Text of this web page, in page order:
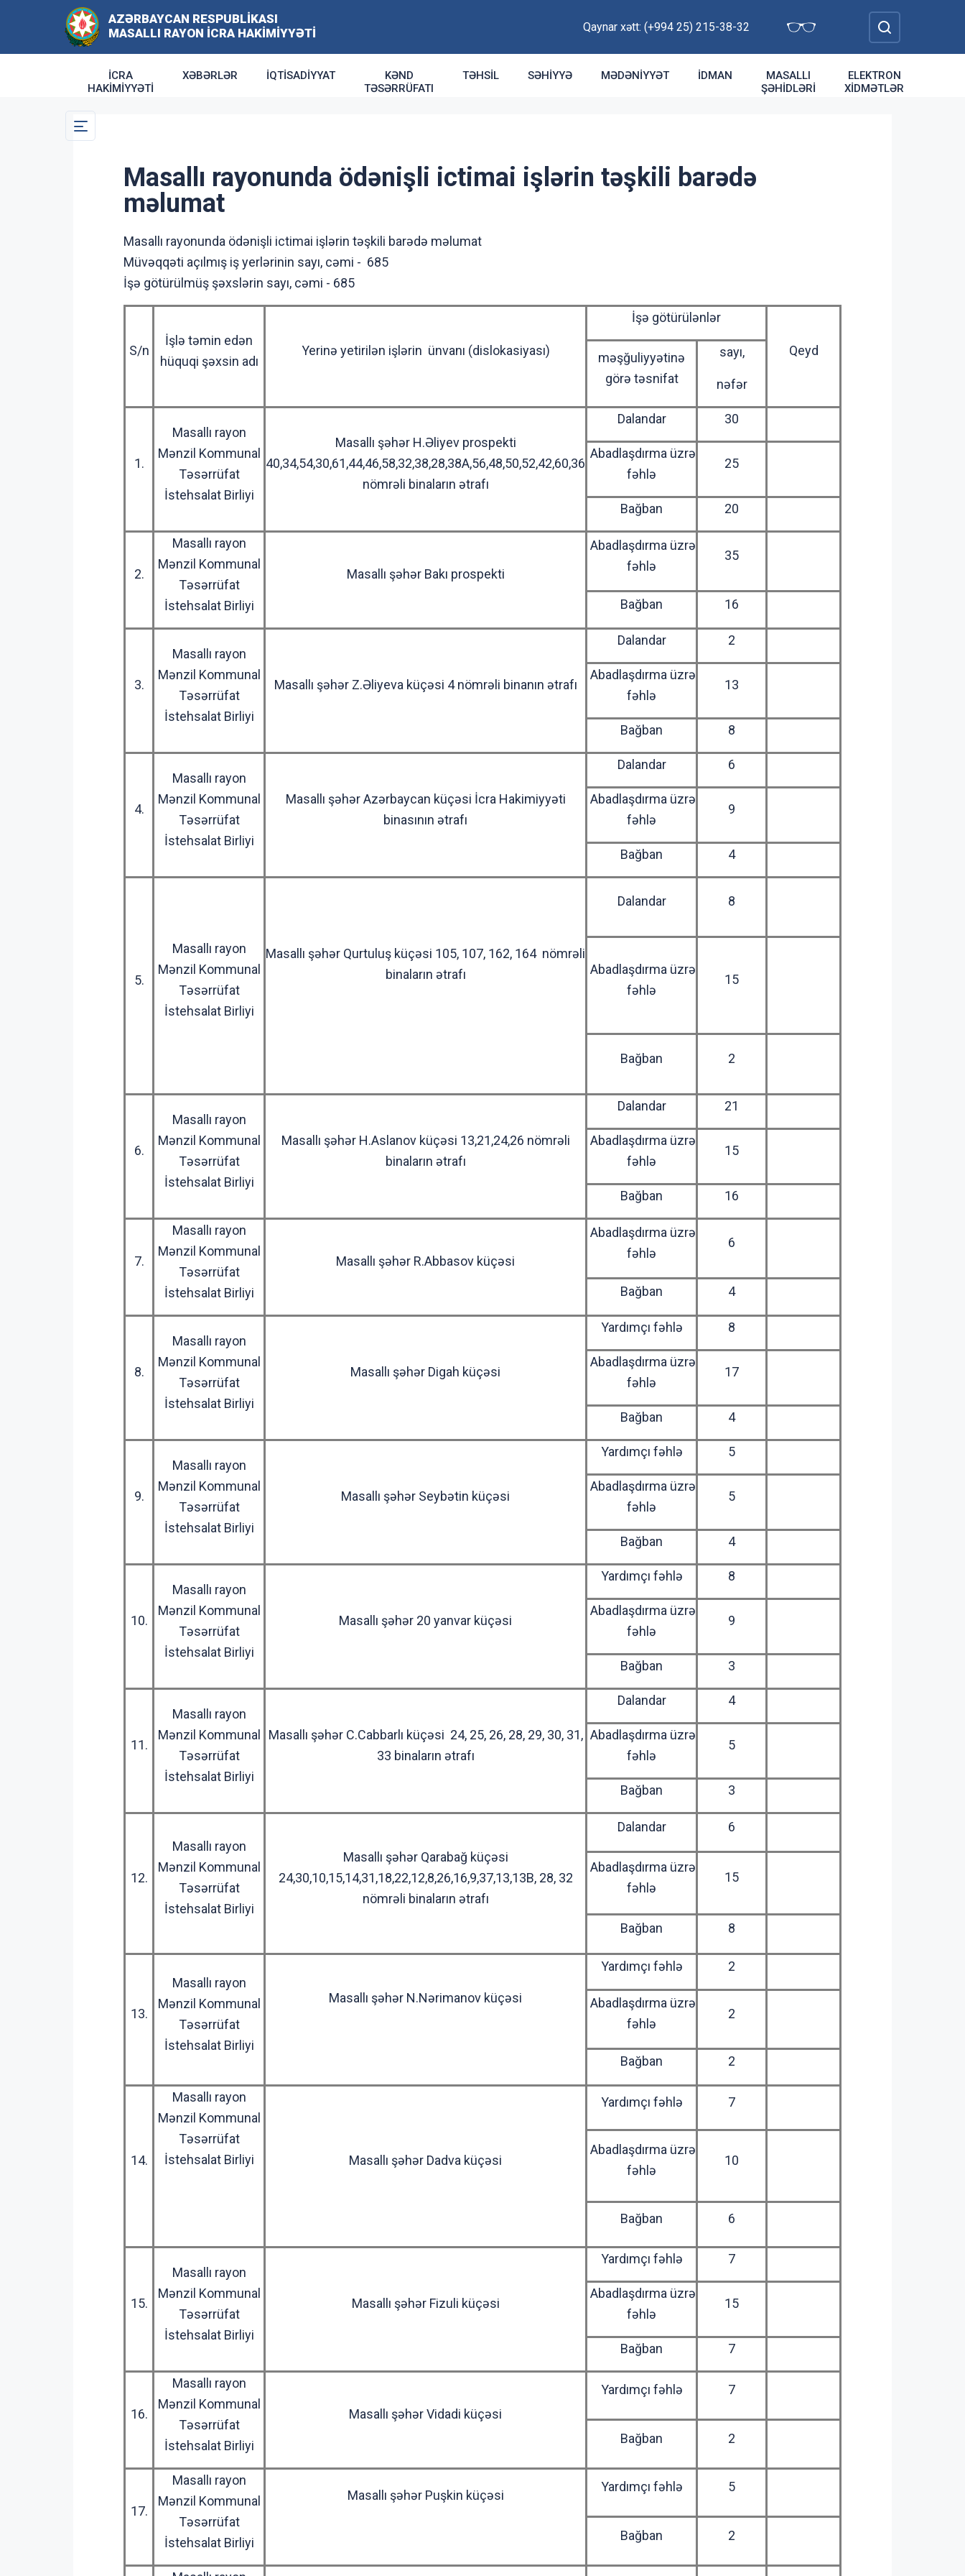
AZƏRBAYCAN RESPUBLIKASI
MASALLI RAYON İCRA HAKIMIYYƏTI
Qaynar xətt: (+994 25) 215-38-32
İCRA
HAKIMIYYƏTI
XƏBƏRLƏR İQTISADIYYAT
KƏND
TƏSƏRRÜFATI
TƏHSIL SƏHIYYƏ MƏDƏNIYYƏT İDMAN
MASALLI
ŞƏHIDLƏRI
ELEKTRON
XIDMƏTLƏR
Masallı rayonunda ödənişli ictimai işlərin təşkili barədə
məlumat
Masallı rayonunda ödənişli ictimai işlərin təşkili barədə məlumat
Müvəqqəti açılmış iş yerlərinin sayı, cəmi - 685
İşə götürülmüş şəxslərin sayı, cəmi - 685
S/n
İşlə təmin edən
hüquqi şəxsin adı
Yerinə yetirilən işlərin ünvanı (dislokasiyası)
İşə götürülənlər
Qeyd
məşğuliyyətinə
görə təsnifat
sayı,
nəfər
1.
Masallı rayon
Mənzil Kommunal
Təsərrüfat
İstehsalat Birliyi
Masallı şəhər H.Əliyev prospekti
40,34,54,30,61,44,46,58,32,38,28,38A,56,48,50,52,42,60,36
nömrəli binaların ətrafı
Dalandar 30
Abadlaşdırma üzrə
fəhlə
25
Bağban 20
2.
Masallı rayon
Mənzil Kommunal
Təsərrüfat
İstehsalat Birliyi
Masallı şəhər Bakı prospekti
Abadlaşdırma üzrə
fəhlə
35
Bağban 16
3.
Masallı rayon
Mənzil Kommunal
Təsərrüfat
İstehsalat Birliyi
Masallı şəhər Z.Əliyeva küçəsi 4 nömrəli binanın ətrafı
Dalandar 2
Abadlaşdırma üzrə
fəhlə
13
Bağban 8
4.
Masallı rayon
Mənzil Kommunal
Təsərrüfat
İstehsalat Birliyi
Masallı şəhər Azərbaycan küçəsi İcra Hakimiyyəti
binasının ətrafı
Dalandar 6
Abadlaşdırma üzrə
fəhlə
9
Bağban 4
5.
Masallı rayon
Mənzil Kommunal
Təsərrüfat
İstehsalat Birliyi
Masallı şəhər Qurtuluş küçəsi 105, 107, 162, 164 nömrəli
binaların ətrafı
Dalandar 8
Abadlaşdırma üzrə
fəhlə
15
Bağban 2
6.
Masallı rayon
Mənzil Kommunal
Təsərrüfat
İstehsalat Birliyi
Masallı şəhər H.Aslanov küçəsi 13,21,24,26 nömrəli
binaların ətrafı
Dalandar 21
Abadlaşdırma üzrə
fəhlə
15
Bağban 16
7.
Masallı rayon
Mənzil Kommunal
Təsərrüfat
İstehsalat Birliyi
Masallı şəhər R.Abbasov küçəsi
Abadlaşdırma üzrə
fəhlə
6
Bağban 4
8.
Masallı rayon
Mənzil Kommunal
Təsərrüfat
İstehsalat Birliyi
Masallı şəhər Digah küçəsi
Yardımçı fəhlə 8
Abadlaşdırma üzrə
fəhlə
17
Bağban 4
9.
Masallı rayon
Mənzil Kommunal
Təsərrüfat
İstehsalat Birliyi
Masallı şəhər Seybətin küçəsi
Yardımçı fəhlə 5
Abadlaşdırma üzrə
fəhlə
5
Bağban 4
10.
Masallı rayon
Mənzil Kommunal
Təsərrüfat
İstehsalat Birliyi
Masallı şəhər 20 yanvar küçəsi
Yardımçı fəhlə 8
Abadlaşdırma üzrə
fəhlə
9
Bağban 3
11.
Masallı rayon
Mənzil Kommunal
Təsərrüfat
İstehsalat Birliyi
Masallı şəhər C.Cabbarlı küçəsi 24, 25, 26, 28, 29, 30, 31,
33 binaların ətrafı
Dalandar 4
Abadlaşdırma üzrə
fəhlə
5
Bağban 3
12.
Masallı rayon
Mənzil Kommunal
Təsərrüfat
İstehsalat Birliyi
Masallı şəhər Qarabağ küçəsi
24,30,10,15,14,31,18,22,12,8,26,16,9,37,13,13B, 28, 32
nömrəli binaların ətrafı
Dalandar 6
Abadlaşdırma üzrə
fəhlə
15
Bağban 8
13.
Masallı rayon
Mənzil Kommunal
Təsərrüfat
İstehsalat Birliyi
Masallı şəhər N.Nərimanov küçəsi
Yardımçı fəhlə 2
Abadlaşdırma üzrə
fəhlə
2
Bağban 2
14.
Masallı rayon
Mənzil Kommunal
Təsərrüfat
İstehsalat Birliyi
Masallı şəhər Dadva küçəsi
Yardımçı fəhlə 7
Abadlaşdırma üzrə
fəhlə
10
Bağban 6
15.
Masallı rayon
Mənzil Kommunal
Təsərrüfat
İstehsalat Birliyi
Masallı şəhər Fizuli küçəsi
Yardımçı fəhlə 7
Abadlaşdırma üzrə
fəhlə
15
Bağban 7
16.
Masallı rayon
Mənzil Kommunal
Təsərrüfat
İstehsalat Birliyi
Masallı şəhər Vidadi küçəsi
Yardımçı fəhlə 7
Bağban 2
17.
Masallı rayon
Mənzil Kommunal
Təsərrüfat
İstehsalat Birliyi
Masallı şəhər Puşkin küçəsi
Yardımçı fəhlə 5
Bağban 2